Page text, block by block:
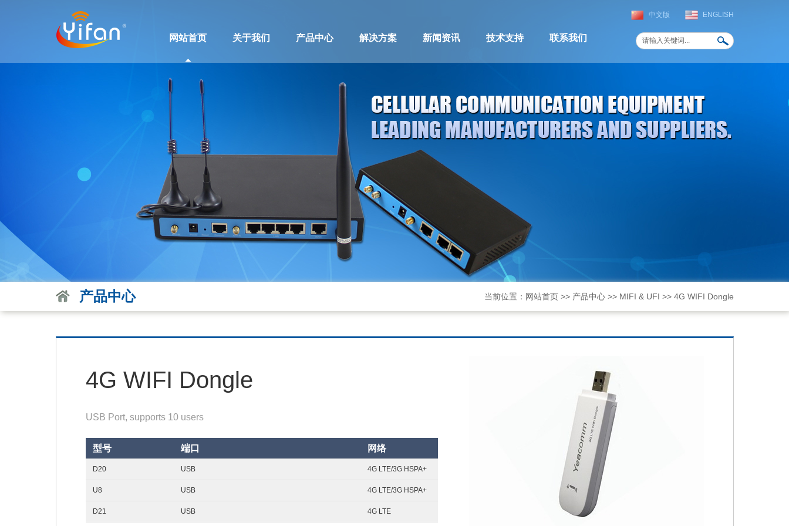
网站首页 关于我们 产品中心 解决方案 新闻资讯 技术支持 联系我们
ENGLISH
中文版
当前位置： 网站首页>> 产品中心>> MIFI & UFI >> 4G WIFI Dongle
产品中心
4G WIFI Dongle
USB Port, supports 10 users
型号 端口 网络
D20 USB 4G LTE/3G HSPA+
U8 USB 4G LTE/3G HSPA+
D21 USB 4G LTE